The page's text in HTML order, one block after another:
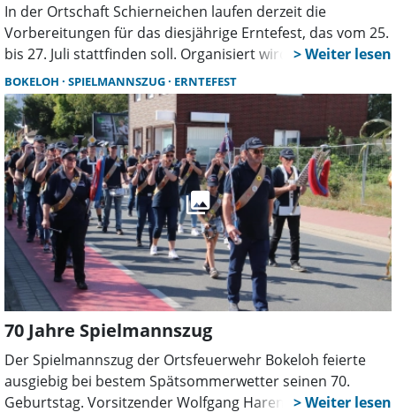
In der Ortschaft Schierneichen laufen derzeit die
Vorbereitungen für das diesjährige Erntefest, das vom 25.
bis 27. Juli stattfinden soll. Organisiert wird die
Veranstaltung in bewährter Weise von örtlichen Vereinen
und Ehrenamtlichen, die auch in diesem Jahr einige
Neuerungen zum Ablauf angekündigt haben.
BOKELOH SPIELMANNSZUG ERNTEFEST
70 Jahre Spielmannszug
Der Spielmannszug der Ortsfeuerwehr Bokeloh feierte
ausgiebig bei bestem Spätsommerwetter seinen 70.
Geburtstag. Vorsitzender Wolfgang Harenberg zog ein